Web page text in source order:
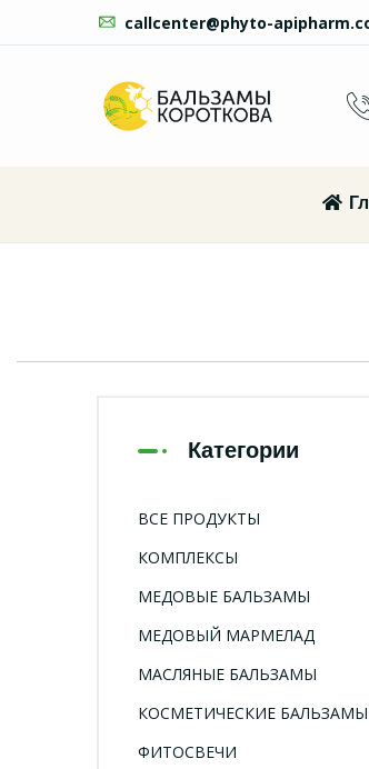
callcenter@phyto-
Категории
ВСЕ ПРОДУКТЫ
КОМПЛЕКСЫ
МЕДОВЫЕ БАЛЬЗАМЫ
МЕДОВЫЙ МАРМЕЛАД
МАСЛЯНЫЕ БАЛЬЗАМЫ
КОСМЕТИЧЕСКИЕ БАЛЬЗАМЫ
ФИТОСВЕЧИ